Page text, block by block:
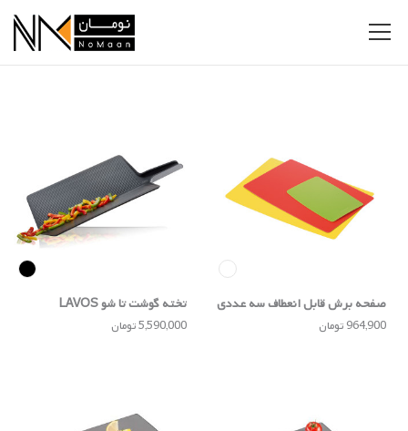
صفحه برش قابل انعطاف سه عددی
Tescoma
964,900 تومان
تخته گوشت تا شو LAVOS
5,590,000 تومان